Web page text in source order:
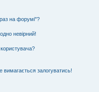
на форумі"?
невірний!
вимагається залогуватись!